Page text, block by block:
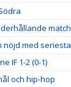
nöjd med
IF 1-2 (0-1)
och hip-hop